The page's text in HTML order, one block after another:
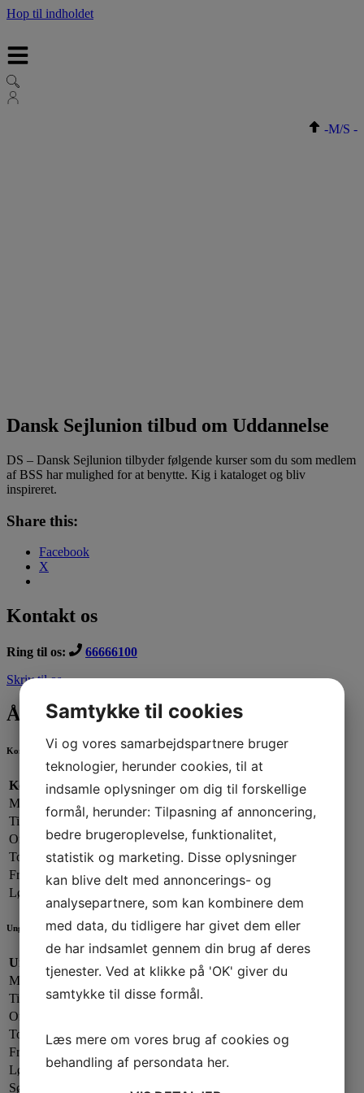
Hop til indholdet
-M/S -
Dansk Sejlunion tilbud om Uddannelse
DS – Dansk Sejlunion tilbyder følgende kurser som du som medlem
af BSS har mulighed for at benytte. Kig i kataloget og bliv
inspireret.
Share this:
Facebook
X
Kontakt os
Ring til os:
66666100
Skriv til os
Åbningstider
Kontorets åbningstider
Kontorets åbningstider:
Mandag:
Tirsdag:
13.00 - 17.00
Onsdag:
09.00 - 13.00
Torsdag:
13.00 - 17.00
Fredag:
13.00 - 16.00
Lørdag - Søndag:
Ungdomsafdelingen
Ungdomsafdelingen:
Mandag:
17.00 - 20.00
Tirsdag:
Lukket
Onsdag:
Torsdag:
17.00 - 21.00
Fredag:
Lørdag:
Efter aftale
Søndag:
Samtykke til cookies
Vi og vores samarbejdspartnere bruger
teknologier, herunder cookies, til at
indsamle oplysninger om dig til forskellige
formål, herunder: Tilpasning af annoncering,
bedre brugeroplevelse, funktionalitet,
statistik og marketing. Disse oplysninger
kan blive delt med annoncerings- og
analysepartnere, som kan kombinere dem
med data, du tidligere har givet dem eller
de har indsamlet gennem din brug af deres
tjenester. Ved at klikke på 'OK' giver du
samtykke til disse formål.
Læs mere om vores brug af cookies og
behandling af persondata her.